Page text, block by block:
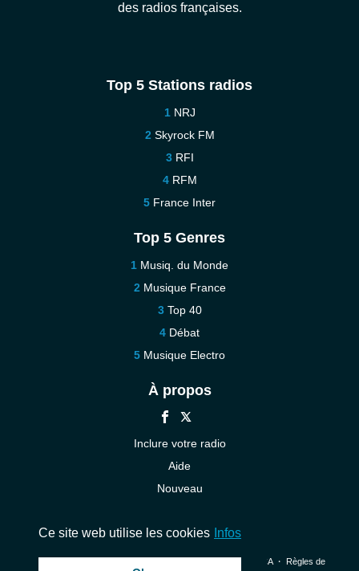
des radios françaises.
Top 5 Stations radios
NRJ
Skyrock FM
RFI
RFM
France Inter
Top 5 Genres
Musiq. du Monde
Musique France
Top 40
Débat
Musique Electro
À propos
Inclure votre radio
Aide
Nouveau
DMCA・ Règles de
Ce site web utilise les cookies Infos